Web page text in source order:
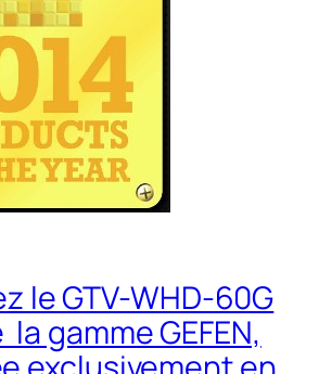
le GTV-WHD-60G
gamme GEFEN,